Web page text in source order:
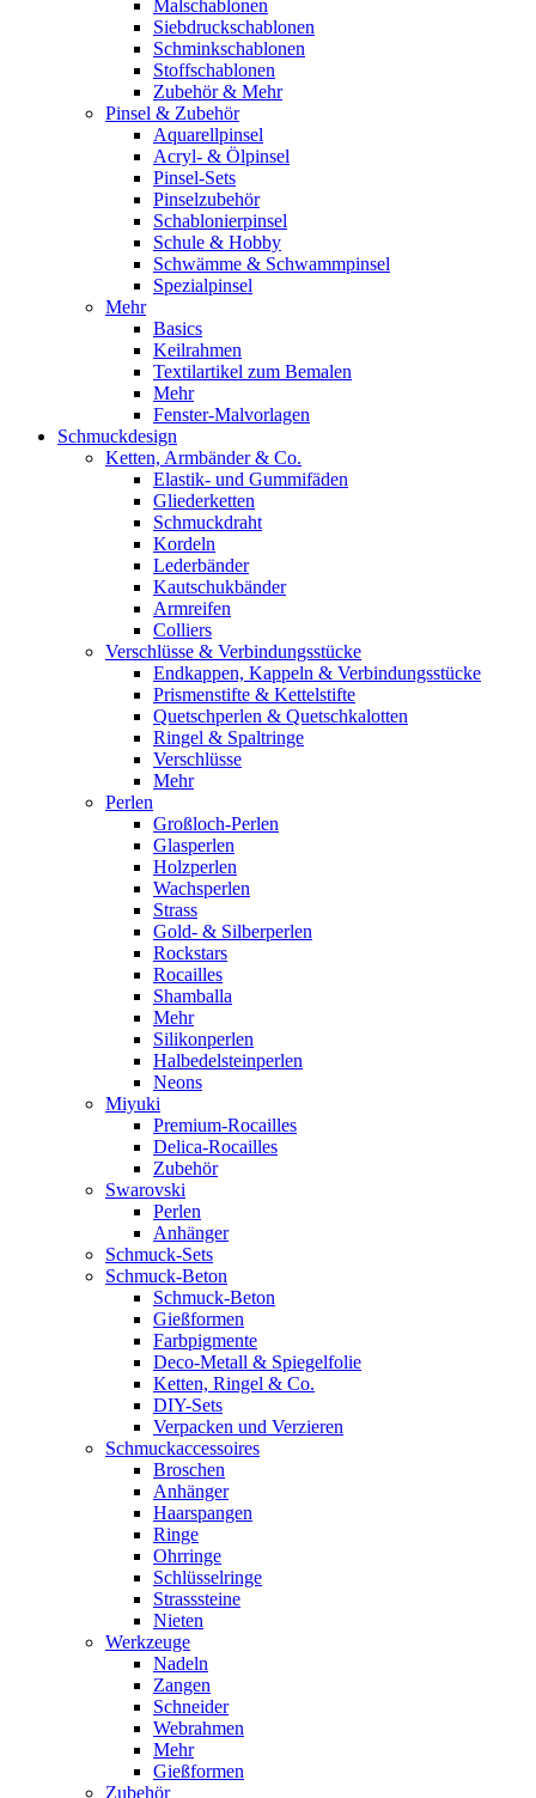
Malschablonen
Siebdruckschablonen
Schminkschablonen
Stoffschablonen
Zubehör & Mehr
Pinsel & Zubehör
Aquarellpinsel
Acryl- & Ölpinsel
Pinsel-Sets
Pinselzubehör
Schablonierpinsel
Schule & Hobby
Schwämme & Schwammpinsel
Spezialpinsel
Mehr
Basics
Keilrahmen
Textilartikel zum Bemalen
Mehr
Fenster-Malvorlagen
Schmuckdesign
Ketten, Armbänder & Co.
Elastik- und Gummifäden
Gliederketten
Schmuckdraht
Kordeln
Lederbänder
Kautschukbänder
Armreifen
Colliers
Verschlüsse & Verbindungsstücke
Endkappen, Kappeln & Verbindungsstücke
Prismenstifte & Kettelstifte
Quetschperlen & Quetschkalotten
Ringel & Spaltringe
Verschlüsse
Mehr
Perlen
Großloch-Perlen
Glasperlen
Holzperlen
Wachsperlen
Strass
Gold- & Silberperlen
Rockstars
Rocailles
Shamballa
Mehr
Silikonperlen
Halbedelsteinperlen
Neons
Miyuki
Premium-Rocailles
Delica-Rocailles
Zubehör
Swarovski
Perlen
Anhänger
Schmuck-Sets
Schmuck-Beton
Schmuck-Beton
Gießformen
Farbpigmente
Deco-Metall & Spiegelfolie
Ketten, Ringel & Co.
DIY-Sets
Verpacken und Verzieren
Schmuckaccessoires
Broschen
Anhänger
Haarspangen
Ringe
Ohrringe
Schlüsselringe
Strasssteine
Nieten
Werkzeuge
Nadeln
Zangen
Schneider
Webrahmen
Mehr
Gießformen
Zubehör